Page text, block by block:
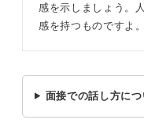
感を示しましょう。
感を持つものですよ。
面接での話し方に